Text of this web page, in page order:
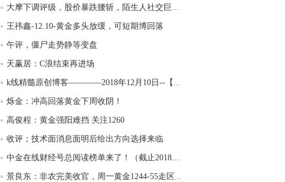
19:15:19
19:14:53
19:13:39
19:11:33
西班牙威胁对意大利的移民限制采取报复措施。
19:10:04
金十数据8月7日讯，立昂微公告，2026年上半年营业收入20.94亿元，同比增长25.72%。归属于上市公司股东的净利润8397.26万元，上年同期净利润-1.27亿元。扣非净利润2925.07万元，上年同期-1.26亿元。基本每股收益0.12元。
大摩下调评级，股价暴跌腰斩，陌生人社交巨头陌陌未来何在？
王祎鑫-12.10-黄金多头放缓，可短期博回落
午评，僵尸走势静等变盘
天赢居：C浪结束再进场
k线精髓原创博客————2018年12月10日--【1】
烁金：冲高回落黄金下周收阴！
高俊程：黄金强阳难挡 关注1260
收评；技术面消息面明后给出方向选择来临
中金在线财经号总阅读榜单来了！（截止2018.12.10）
景良东：非农完美收官，周一黄金1244-55走区间！